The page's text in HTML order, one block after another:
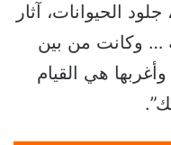
الحيوانات، آثار
… وكانت من بين
هي القيام